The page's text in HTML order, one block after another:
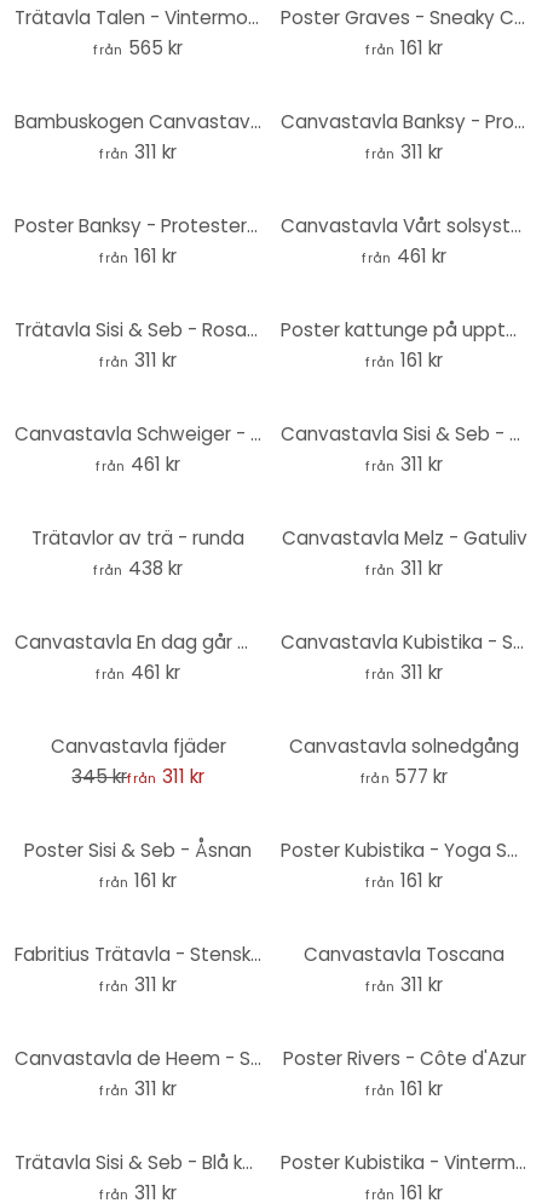
Trätavla Talen - Vintermorgon - Rund
från 565 kr
Poster Graves - Sneaky Cat
från 161 kr
Bambuskogen Canvastavla
från 311 kr
Canvastavla Banksy - Protesterande fåglar
från 311 kr
Poster Banksy - Protesterande fåglar
från 161 kr
Canvastavla Vårt solsystem
från 461 kr
Trätavla Sisi & Seb - Rosa parasoll - Rund
från 311 kr
Poster kattunge på upptäcktsfärd
från 161 kr
Canvastavla Schweiger - Den gamle mannen från Storr
från 461 kr
Canvastavla Sisi & Seb - Åsnan
från 311 kr
Trätavlor av trä - runda
från 438 kr
Canvastavla Melz - Gatuliv
från 311 kr
Canvastavla En dag går mot sitt slut
från 461 kr
Canvastavla Kubistika - Solsken
från 311 kr
Canvastavla fjäder
345 krfrån 311 kr
Canvastavla solnedgång
från 577 kr
Poster Sisi & Seb - Åsnan
från 161 kr
Poster Kubistika - Yoga Solhälsningen
från 161 kr
Fabritius Trätavla - Stenskvättan - Rund
från 311 kr
Canvastavla Toscana
från 311 kr
Canvastavla de Heem - Stilleben med blommor i en glasvas
från 311 kr
Poster Rivers - Côte d'Azur
från 161 kr
Trätavla Sisi & Seb - Blå kakadua - Rund
från 311 kr
Poster Kubistika - Vintermorgon
från 161 kr